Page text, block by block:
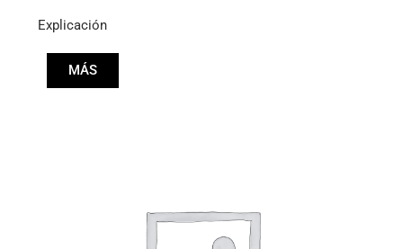
Explicación
MÁS